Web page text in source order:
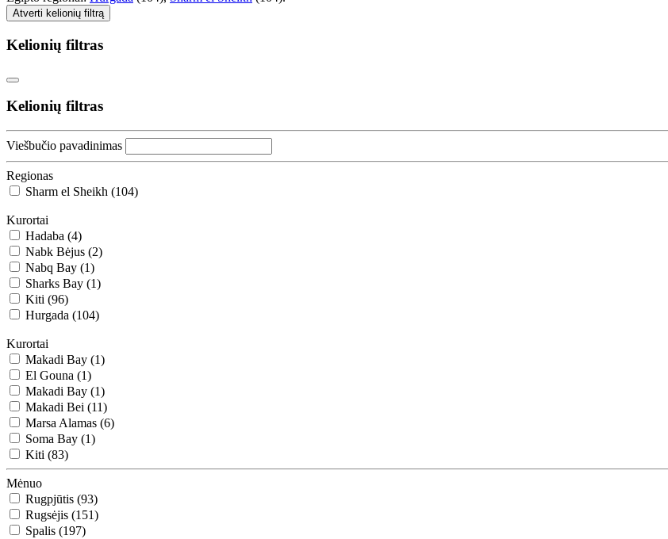
Atverti kelionių filtrą
Kelionių filtras
Kelionių filtras
Viešbučio pavadinimas
Regionas
Sharm el Sheikh (104)
Kurortai
Hadaba (4)
Nabk Bėjus (2)
Nabq Bay (1)
Sharks Bay (1)
Kiti (96)
Hurgada (104)
Kurortai
Makadi Bay (1)
El Gouna (1)
Makadi Bay (1)
Makadi Bei (11)
Marsa Alamas (6)
Soma Bay (1)
Kiti (83)
Mėnuo
Rugpjūtis (93)
Rugsėjis (151)
Spalis (197)